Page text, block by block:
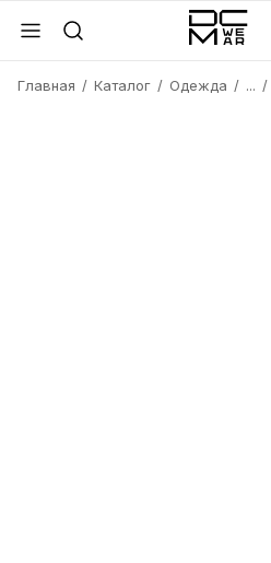
Главная Каталог Одежда ...